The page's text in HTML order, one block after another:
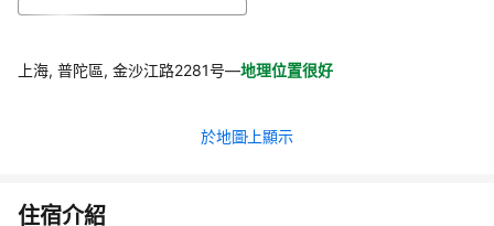
上海, 普陀區, 金沙江路2281号—地理位置很好
於地圖上顯示
住宿介紹